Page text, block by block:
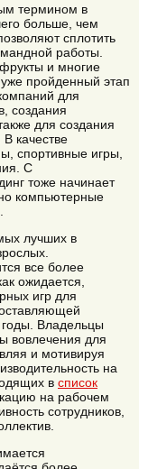
термином в
больше, чем
сплотить
работы.
и многие
пройденный этап
для
создания
для создания
качестве
спортивные игры,
С
тоже начинает
компьютерные
лучших в
все более
ожидается,
игр для
Владельцы
вовлечения для
и мотивируя
на
в список
на рабочем
сотрудников,